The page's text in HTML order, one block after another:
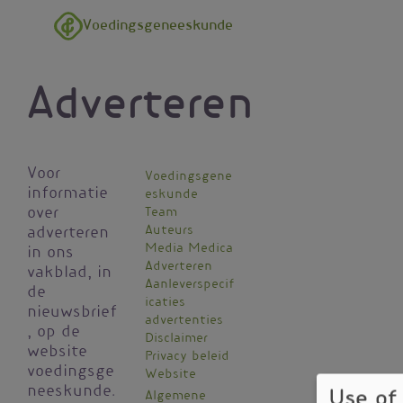
Overslaan en naar de inhoud gaan
Voedingsgeneeskunde
Adverteren
Voor
informatie
over
adverteren
in ons
vakblad, in
de
nieuwsbrief
, op de
website
voedingsge
neeskunde.
Kantoormenu
Voedingsgene
eskunde
Team
Auteurs
Media Medica
Adverteren
Aanleverspecif
icaties
advertenties
Disclaimer
Privacy beleid
Website
Algemene